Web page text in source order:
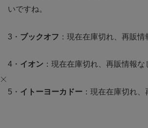
いですね。
3・ ブックオフ ：現在在庫切れ、再販情
4・ イオン ：現在在庫切れ、再販情報な
5・ イトーヨーカドー ：現在在庫切れ